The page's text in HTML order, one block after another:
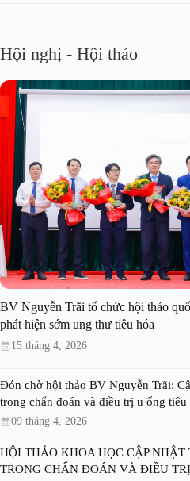
Hội nghị - Hội thảo
BV Nguyễn Trãi tổ chức hội thảo
phát hiện sớm ung thư tiêu hóa
15 tháng 4, 2026
Đón chờ hội thảo BV Nguyễn Trãi:
trong chẩn đoán và điều trị u ống tiêu
09 tháng 4, 2026
HỘI THẢO KHOA HỌC CẬP NHẬT
TRONG CHẨN ĐOÁN VÀ ĐIỀU